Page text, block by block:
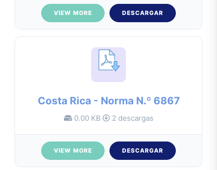
VIEW MORE DESCARGAR
Costa Rica - Norma N.º 6867
0.00 KB 2 descargas
VIEW MORE DESCARGAR